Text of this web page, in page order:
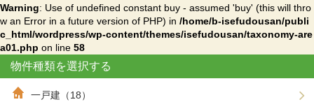
Warning: Use of undefined constant buy - assumed 'buy' (this will thro
w an Error in a future version of PHP) in /home/b-isefudousan/publi
c_html/wordpress/wp-content/themes/isefudousan/taxonomy-are
a01.php on line 58
物件種類を選択する
一戸建（18）